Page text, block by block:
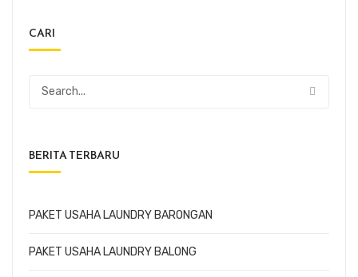
CARI
BERITA TERBARU
PAKET USAHA LAUNDRY BARONGAN
PAKET USAHA LAUNDRY BALONG